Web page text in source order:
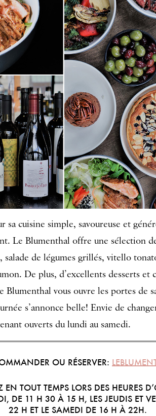
sa cuisine simple, savoureuse et
Le Blumenthal offre une sélection
salade de légumes grillés, vitello
De plus, d’excellents desserts et
vous ouvre les portes de
s’annonce belle! Envie de
ouverts du lundi au samedi.
OU RÉSERVER:
TOUT TEMPS LORS DES HEURES
DE 11 H 30 À 15 H, LES JEUDIS ET
22 H ET LE SAMEDI DE 16 H À 22H.